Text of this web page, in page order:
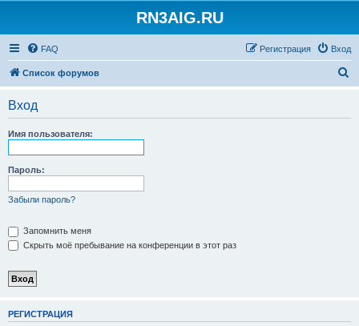
RN3AIG.RU
FAQ Вход
Регистрация
Список форумов
Вход
Имя пользователя:
Пароль:
Забыли пароль?
Запомнить меня
Скрыть моё пребывание на конференции в этот раз
РЕГИСТРАЦИЯ